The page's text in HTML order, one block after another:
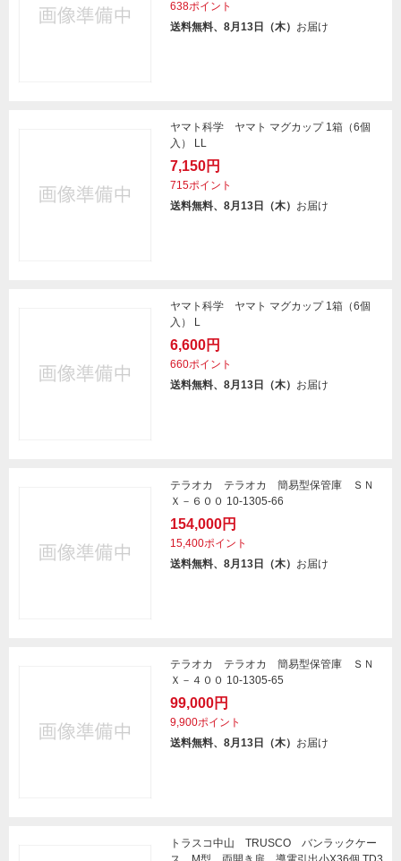
638ポイント
送料無料、8月13日（木） お届け
ヤマト科学 ヤマト マグカップ 1箱（6個
入） LL
7,150円
715ポイント
送料無料、8月13日（木） お届け
ヤマト科学 ヤマト マグカップ 1箱（6個
入） L
6,600円
660ポイント
送料無料、8月13日（木） お届け
テラオカ テラオカ 簡易型保管庫 ＳＮ
Ｘ－６００ 10-1305-66
154,000円
15,400ポイント
送料無料、8月13日（木） お届け
テラオカ テラオカ 簡易型保管庫 ＳＮ
Ｘ－４００ 10-1305-65
99,000円
9,900ポイント
送料無料、8月13日（木） お届け
トラスコ中山 TRUSCO バンラックケー